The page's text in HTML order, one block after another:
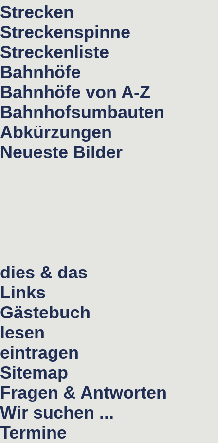
Strecken
Streckenspinne
Streckenliste
Bahnhöfe
Bahnhöfe von A-Z
Bahnhofsumbauten
Abkürzungen
Neueste Bilder
dies & das
Links
Gästebuch
lesen
eintragen
Sitemap
Fragen & Antworten
Wir suchen ...
Termine